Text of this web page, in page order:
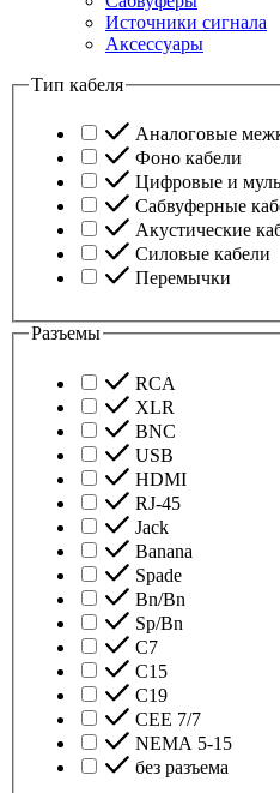
Источники сигнала
Аксессуары
Тип кабеля
Аналоговые
Фоно кабели
Цифровые и
Сабвуферные
Акустические
Силовые кабели
Перемычки
Разъемы
RCA
XLR
BNC
USB
HDMI
RJ-45
Jack
Banana
Spade
Bn/Bn
Sp/Bn
С7
C15
C19
CEE 7/7
NEMA 5-15
без разъема